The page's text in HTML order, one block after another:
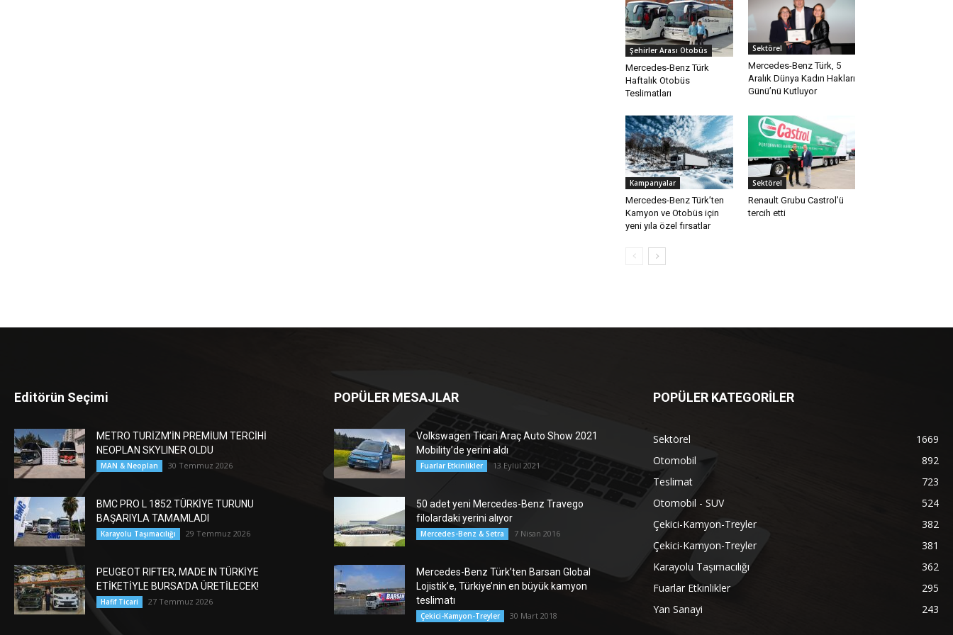
Şehirler Arası Otobüs
Mercedes-Benz Türk
Haftalık Otobüs
Teslimatları
Sektörel
Mercedes-Benz Türk, 5
Aralık Dünya Kadın Hakları
Günü’nü Kutluyor
Kampanyalar
Mercedes-Benz Türk’ten
Kamyon ve Otobüs için
yeni yıla özel fırsatlar
Sektörel
Renault Grubu Castrol’ü
tercih etti
Editörün Seçimi
METRO TURİZM’İN PREMİUM TERCİHİ
NEOPLAN SKYLINER OLDU
MAN & Neoplan 30 Temmuz 2026
BMC PRO L 1852 TÜRKİYE TURUNU
BAŞARIYLA TAMAMLADI
Karayolu Taşımacılığı 29 Temmuz 2026
PEUGEOT RIFTER, MADE IN TÜRKİYE
ETİKETİYLE BURSA’DA ÜRETİLECEK!
Hafif Ticari 27 Temmuz 2026
POPÜLER MESAJLAR
Volkswagen Ticari Araç Auto Show 2021
Mobility’de yerini aldı
Fuarlar Etkinlikler 13 Eylül 2021
50 adet yeni Mercedes-Benz Travego
filolardaki yerini alıyor
Mercedes-Benz & Setra 7 Nisan 2016
Mercedes-Benz Türk’ten Barsan Global
Lojistik’e, Türkiye’nin en büyük kamyon
teslimatı
Çekici-Kamyon-Treyler 30 Mart 2018
POPÜLER KATEGORİLER
Sektörel
1669
Otomobil
892
Teslimat
723
Otomobil - SUV
524
Çekici-Kamyon-Treyler
382
Çekici-Kamyon-Treyler
381
Karayolu Taşımacılığı
362
Fuarlar Etkinlikler
295
Yan Sanayi
243